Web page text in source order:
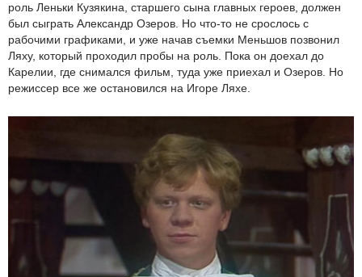
роль Леньки Кузякина, старшего сына главных героев, должен
был сыграть Александр Озеров. Но что-то не срослось с
рабочими графиками, и уже начав съемки Меньшов позвонил
Ляху, который проходил пробы на роль. Пока он доехал до
Карелии, где снимался фильм, туда уже приехал и Озеров. Но
режиссер все же остановился на Игоре Ляхе.